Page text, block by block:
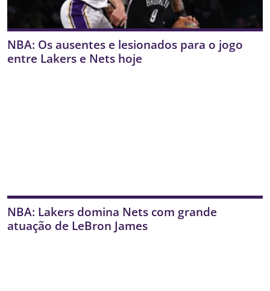
NBA: Os ausentes e lesionados para o jogo
entre Lakers e Nets hoje
NBA: Lakers domina Nets com grande
atuação de LeBron James